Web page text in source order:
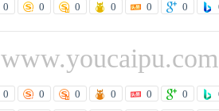
0 0 0 0 0 0
www.youcaipu.com
0 0 0 0 0 0